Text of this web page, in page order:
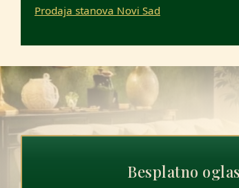
Prodaja stanova Novi Sad
Besplatno